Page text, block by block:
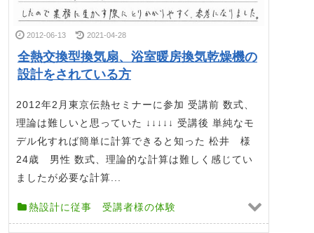
2012-06-13 2021-04-28
全熱交換型換気扇、浴室暖房換気乾燥機の
設計をされている方
2012年2月東京伝熱セミナーに参加 受講前 数式、
理論は難しいと思っていた ↓↓↓↓↓ 受講後 単純なモ
デル化すれば簡単に計算できると知った 松井 様
24歳 男性 数式、理論的な計算は難しく感じてい
ましたが必要な計算...
熱設計に従事 受講者様の体験